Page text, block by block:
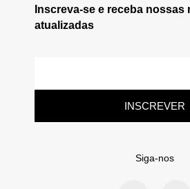
Inscreva-se e receba
atualizadas
INSCREVER
Siga-nos